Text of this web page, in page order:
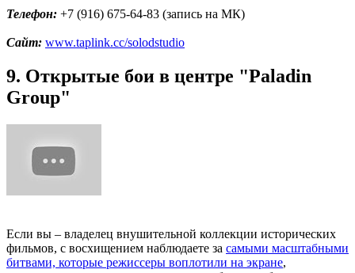
Телефон: +7 (916) 675-64-83 (запись на МК)
Сайт: www.taplink.cc/solodstudio
9. Открытые бои в центре "Paladin
Group"
Если вы – владелец внушительной коллекции исторических
фильмов, с восхищением наблюдаете за самыми масштабными
битвами, которые режиссеры воплотили на экране,